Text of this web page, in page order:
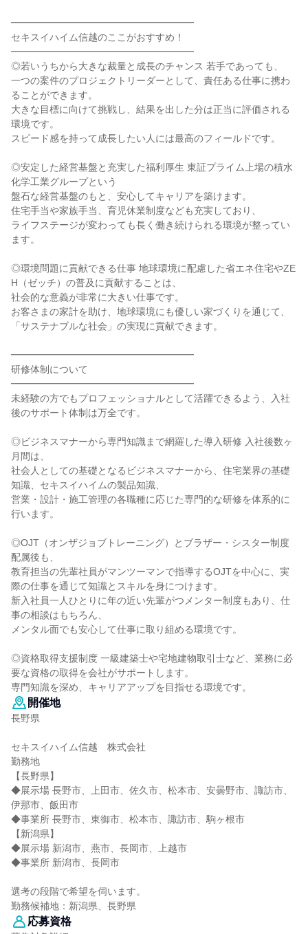
━━━━━━━━━━━━━━━━━━━
セキスイハイム信越のここがおすすめ！
━━━━━━━━━━━━━━━━━━━
◎若いうちから大きな裁量と成長のチャンス 若手であっても、
一つの案件のプロジェクトリーダーとして、責任ある仕事に携わ
ることができます。
大きな目標に向けて挑戦し、結果を出した分は正当に評価される
環境です。
スピード感を持って成長したい人には最高のフィールドです。
◎安定した経営基盤と充実した福利厚生 東証プライム上場の積水
化学工業グループという
盤石な経営基盤のもと、安心してキャリアを築けます。
住宅手当や家族手当、育児休業制度なども充実しており、
ライフステージが変わっても長く働き続けられる環境が整ってい
ます。
◎環境問題に貢献できる仕事 地球環境に配慮した省エネ住宅やZE
H（ゼッチ）の普及に貢献することは、
社会的な意義が非常に大きい仕事です。
お客さまの家計を助け、地球環境にも優しい家づくりを通じて、
「サステナブルな社会」の実現に貢献できます。
━━━━━━━━━━━━━━━━━━━
研修体制について
━━━━━━━━━━━━━━━━━━━
未経験の方でもプロフェッショナルとして活躍できるよう、入社
後のサポート体制は万全です。
◎ビジネスマナーから専門知識まで網羅した導入研修 入社後数ヶ
月間は、
社会人としての基礎となるビジネスマナーから、住宅業界の基礎
知識、セキスイハイムの製品知識、
営業・設計・施工管理の各職種に応じた専門的な研修を体系的に
行います。
◎OJT（オンザジョブトレーニング）とブラザー・シスター制度
配属後も、
教育担当の先輩社員がマンツーマンで指導するOJTを中心に、実
際の仕事を通じて知識とスキルを身につけます。
新入社員一人ひとりに年の近い先輩がつメンター制度もあり、仕
事の相談はもちろん、
メンタル面でも安心して仕事に取り組める環境です。
◎資格取得支援制度 一級建築士や宅地建物取引士など、業務に必
要な資格の取得を会社がサポートします。
専門知識を深め、キャリアアップを目指せる環境です。
開催地
長野県
セキスイハイム信越 株式会社
勤務地
【長野県】
◆展示場 長野市、上田市、佐久市、松本市、安曇野市、諏訪市、
伊那市、飯田市
◆事業所 長野市、東御市、松本市、諏訪市、駒ヶ根市
【新潟県】
◆展示場 新潟市、燕市、長岡市、上越市
◆事業所 新潟市、長岡市
選考の段階で希望を伺います。
勤務候補地：新潟県、長野県
応募資格